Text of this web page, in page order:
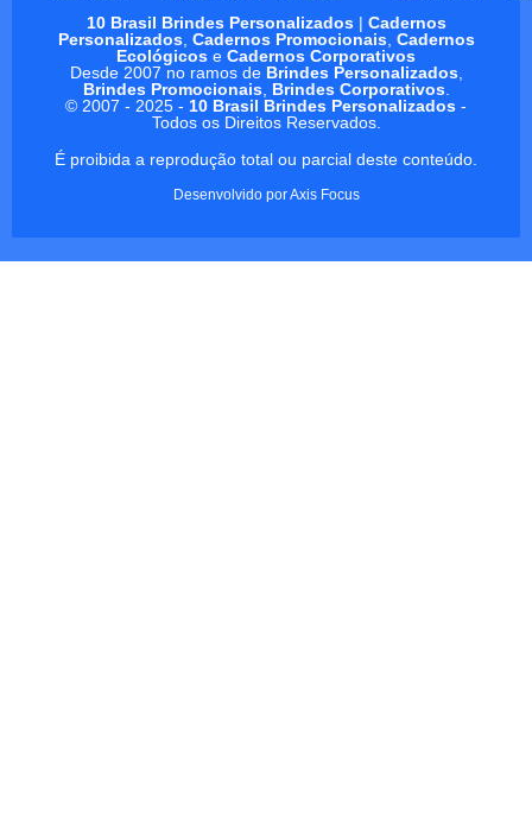
10 Brasil Brindes Personalizados| Cadernos
Personalizados, Cadernos Promocionais, Cadernos
Ecológicos e Cadernos Corporativos
Desde 2007 no ramos de Brindes Personalizados,
Brindes Promocionais, Brindes Corporativos.
© 2007 - 2025 - 10 Brasil Brindes Personalizados -
Todos os Direitos Reservados.
É proibida a reprodução total ou parcial deste conteúdo.
Desenvolvido porAxis Focus